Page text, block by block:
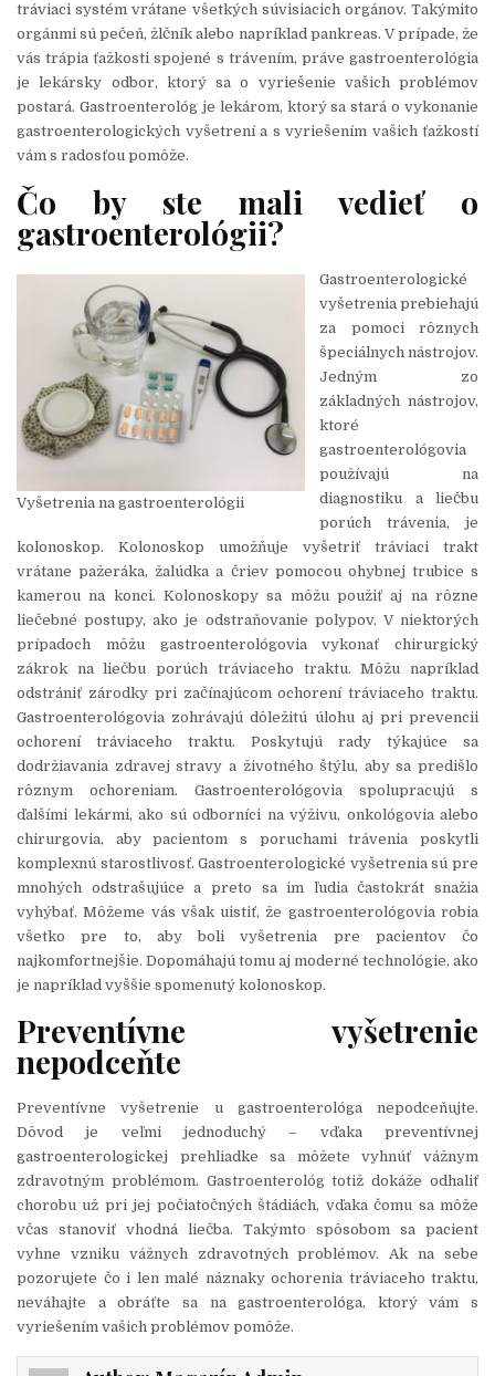
tráviaci systém vrátane všetkých súvisiacich orgánov. Takýmito
orgánmi sú pečeň, žlčník alebo napríklad pankreas. V prípade, že
vás trápia ťažkosti spojené s trávením, práve gastroenterológia
je lekársky odbor, ktorý sa o vyriešenie vašich problémov
postará. Gastroenterológ je lekárom, ktorý sa stará o vykonanie
gastroenterologických vyšetrení a s vyriešením vašich ťažkostí
vám s radosťou pomôže.
Čo by ste mali vedieť o
gastroenterológii?
Vyšetrenia na gastroenterológii
Gastroenterologické
vyšetrenia prebiehajú
za pomoci rôznych
špeciálnych nástrojov.
Jedným zo
základných nástrojov,
ktoré
gastroenterológovia
používajú na
diagnostiku a liečbu
porúch trávenia, je
kolonoskop. Kolonoskop umožňuje vyšetriť tráviaci trakt
vrátane pažeráka, žalúdka a čriev pomocou ohybnej trubice s
kamerou na konci. Kolonoskopy sa môžu použiť aj na rôzne
liečebné postupy, ako je odstraňovanie polypov. V niektorých
prípadoch môžu gastroenterológovia vykonať chirurgický
zákrok na liečbu porúch tráviaceho traktu. Môžu napríklad
odstrániť zárodky pri začínajúcom ochorení tráviaceho traktu.
Gastroenterológovia zohrávajú dôležitú úlohu aj pri prevencii
ochorení tráviaceho traktu. Poskytujú rady týkajúce sa
dodržiavania zdravej stravy a životného štýlu, aby sa predišlo
rôznym ochoreniam. Gastroenterológovia spolupracujú s
ďalšími lekármi, ako sú odborníci na výživu, onkológovia alebo
chirurgovia, aby pacientom s poruchami trávenia poskytli
komplexnú starostlivosť. Gastroenterologické vyšetrenia sú pre
mnohých odstrašujúce a preto sa im ľudia častokrát snažia
vyhýbať. Môžeme vás však uistiť, že gastroenterológovia robia
všetko pre to, aby boli vyšetrenia pre pacientov čo
najkomfortnejšie. Dopomáhajú tomu aj moderné technológie, ako
je napríklad vyššie spomenutý kolonoskop.
Preventívne vyšetrenie
nepodceňte
Preventívne vyšetrenie u gastroenterológa nepodceňujte.
Dôvod je veľmi jednoduchý – vďaka preventívnej
gastroenterologickej prehliadke sa môžete vyhnúť vážnym
zdravotným problémom. Gastroenterológ totiž dokáže odhaliť
chorobu už pri jej počiatočných štádiách, vďaka čomu sa môže
včas stanoviť vhodná liečba. Takýmto spôsobom sa pacient
vyhne vzniku vážnych zdravotných problémov. Ak na sebe
pozorujete čo i len malé náznaky ochorenia tráviaceho traktu,
neváhajte a obráťte sa na gastroenterológa, ktorý vám s
vyriešením vašich problémov pomôže.